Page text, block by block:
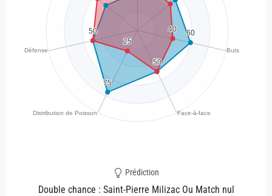
Prédiction
Double chance : Saint-Pierre Milizac Ou Match nul